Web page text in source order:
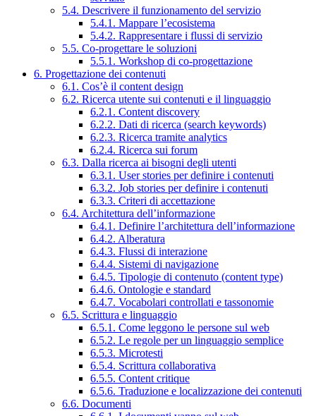
5.4. Descrivere il funzionamento del servizio
5.4.1. Mappare l’ecosistema
5.4.2. Rappresentare i flussi di servizio
5.5. Co-progettare le soluzioni
5.5.1. Workshop di co-progettazione
6. Progettazione dei contenuti
6.1. Cos’è il content design
6.2. Ricerca utente sui contenuti e il linguaggio
6.2.1. Content discovery
6.2.2. Dati di ricerca (search keywords)
6.2.3. Ricerca tramite analytics
6.2.4. Ricerca sui forum
6.3. Dalla ricerca ai bisogni degli utenti
6.3.1. User stories per definire i contenuti
6.3.2. Job stories per definire i contenuti
6.3.3. Criteri di accettazione
6.4. Architettura dell’informazione
6.4.1. Definire l’architettura dell’informazione
6.4.2. Alberatura
6.4.3. Flussi di interazione
6.4.4. Sistemi di navigazione
6.4.5. Tipologie di contenuto (content type)
6.4.6. Ontologie e standard
6.4.7. Vocabolari controllati e tassonomie
6.5. Scrittura e linguaggio
6.5.1. Come leggono le persone sul web
6.5.2. Le regole per un linguaggio semplice
6.5.3. Microtesti
6.5.4. Scrittura collaborativa
6.5.5. Content critique
6.5.6. Traduzione e localizzazione dei contenuti
6.6. Documenti